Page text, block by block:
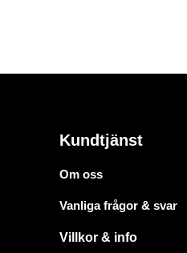
Kundtjänst
Om oss
Vanliga frågor & svar
Villkor & info